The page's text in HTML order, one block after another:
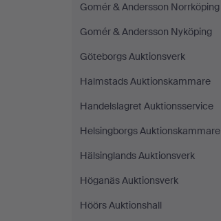
Gomér & Andersson Norrköping
Gomér & Andersson Nyköping
Göteborgs Auktionsverk
Halmstads Auktionskammare
Handelslagret Auktionsservice
Helsingborgs Auktionskammare
Hälsinglands Auktionsverk
Höganäs Auktionsverk
Höörs Auktionshall